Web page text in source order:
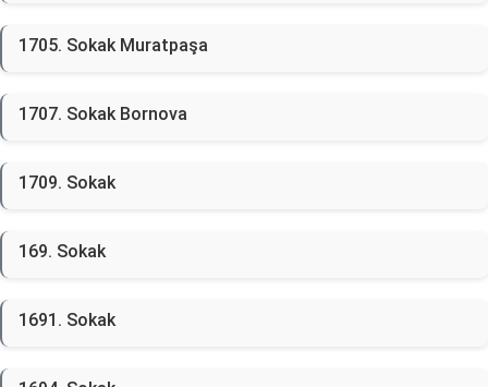
1705. Sokak Muratpaşa
1707. Sokak Bornova
1709. Sokak
169. Sokak
1691. Sokak